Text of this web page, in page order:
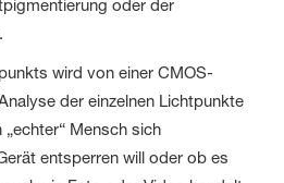
oder der
wird von einer CMOS-
der einzelnen Lichtpunkte
Mensch sich
entsperren will oder ob es